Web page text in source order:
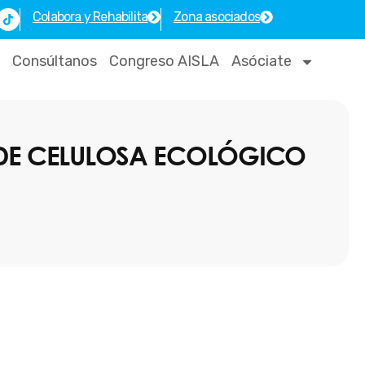
T
i
k
o
Colabora y Rehabilita Zona asociados
Consúltanos Congreso AISLA Asóciate
CELULOSA ECOLÓGICO